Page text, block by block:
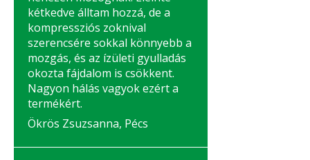
kétkedve álltam hozzá, de a
kompressziós zoknival
szerencsére sokkal könnyebb a
mozgás, és az ízületi gyulladás
okozta fájdalom is csökkent.
Nagyon hálás vagyok ezért a
termékért.
Ökrös Zsuzsanna, Pécs